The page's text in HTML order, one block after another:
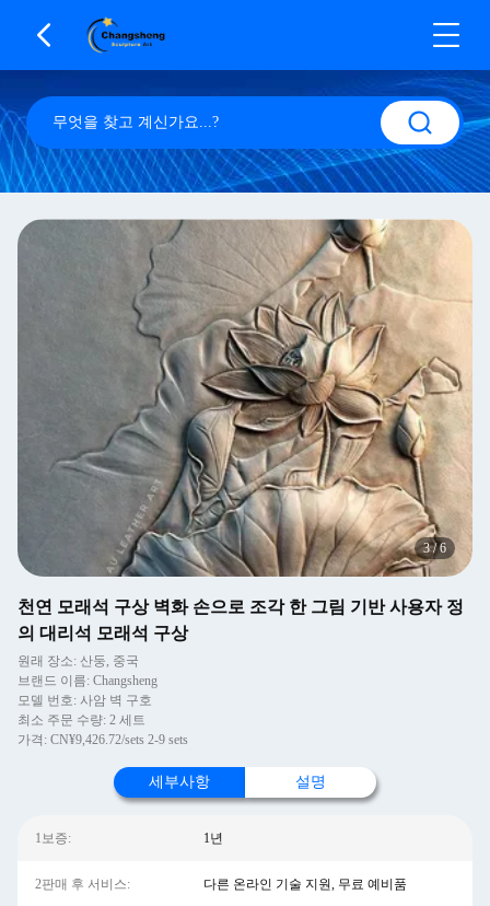
3/6
천연 모래석 구상 벽화 손으로 조각 한 그림 기반 사용자 정
의 대리석 모래석 구상
원래 장소: 산둥, 중국
브랜드 이름: Changsheng
모델 번호: 사암 벽 구호
최소 주문 수량: 2 세트
가격: CN¥9,426.72/sets 2-9 sets
세부사항 설명
1보증: 1년
2판매 후 서비스: 다른 온라인 기술 지원, 무료 예비품